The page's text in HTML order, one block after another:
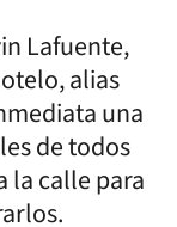
Lafuente,
alias
una
de todos
la calle para